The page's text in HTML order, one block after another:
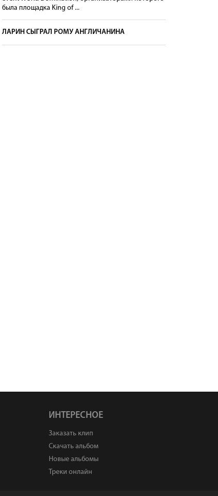
(2016)
была площадка King of ...
ЛАРИН СЫГРАЛ РОМУ АНГЛИЧАНИНА
ИНТЕРЕСНОЕ
Заказать клип
Скачать альбом
Новые альбомы
Треки онлайн